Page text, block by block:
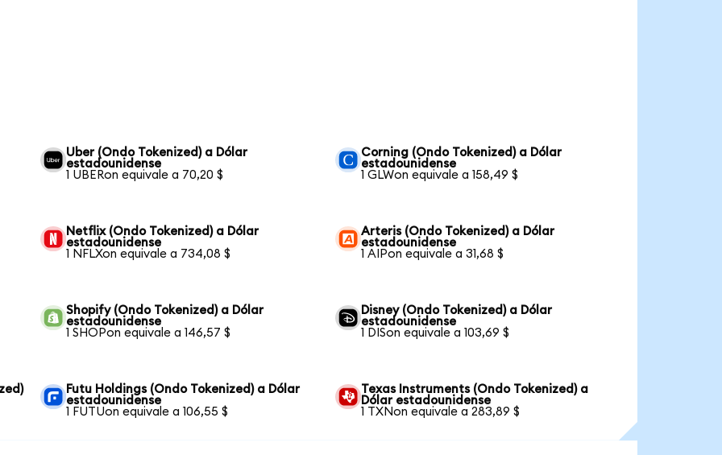
Uber (Ondo Tokenized) a Dólar
estadounidense
1 UBERon equivale a 70,20 $
Corning (Ondo Tokenized) a Dólar
estadounidense
1 GLWon equivale a 158,49 $
Netflix (Ondo Tokenized) a Dólar
estadounidense
1 NFLXon equivale a 734,08 $
Arteris (Ondo Tokenized) a Dólar
estadounidense
1 AIPon equivale a 31,68 $
Shopify (Ondo Tokenized) a Dólar
estadounidense
1 SHOPon equivale a 146,57 $
Disney (Ondo Tokenized) a Dólar
estadounidense
1 DISon equivale a 103,69 $
Futu Holdings (Ondo Tokenized) a Dólar
estadounidense
1 FUTUon equivale a 106,55 $
Texas Instruments (Ondo Tokenized) a
Dólar estadounidense
1 TXNon equivale a 283,89 $